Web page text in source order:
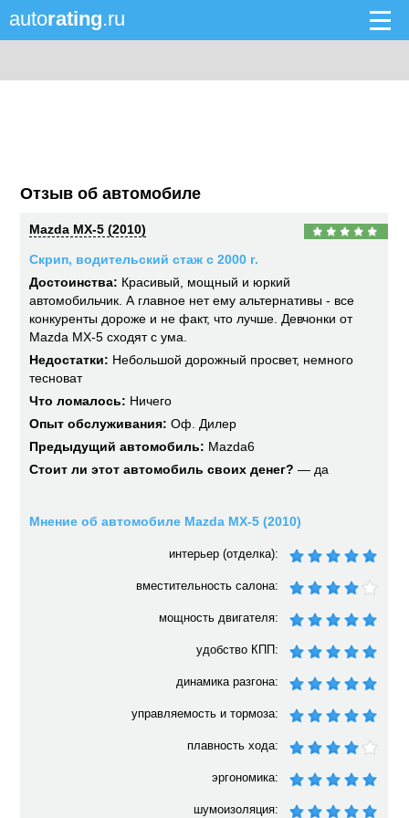
autorating.ru
Отзыв об автомобиле
Mazda MX-5 (2010)
Скрип, водительский стаж с 2000 г.
Достоинства: Красивый, мощный и юркий
автомобильчик. А главное нет ему альтернативы - все
конкуренты дороже и не факт, что лучше. Девчонки от
Mazda MX-5 сходят с ума.
Недостатки: Небольшой дорожный просвет, немного
тесноват
Что ломалось: Ничего
Опыт обслуживания: Оф. Дилер
Предыдущий автомобиль: Mazda6
Стоит ли этот автомобиль своих денег? — да
Мнение об автомобиле Mazda MX-5 (2010)
интерьер (отделка):
вместительность салона:
мощность двигателя:
удобство КПП:
динамика разгона:
управляемость и тормоза:
плавность хода:
эргономика:
шумоизоляция: